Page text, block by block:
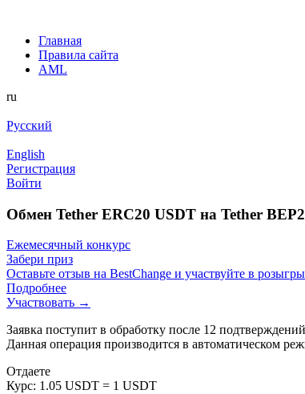
Главная
Правила сайта
AML
ru
Русский
English
Регистрация
Войти
Обмен Tether ERC20 USDT на Tether
Ежемесячный конкурс
Забери приз
Оставьте отзыв на BestChange и участвуйте в
Подробнее
Участвовать →
Заявка поступит в обработку после 12
Данная операция производится в автоматическом
Отдаете
Курс: 1.05 USDT = 1 USDT